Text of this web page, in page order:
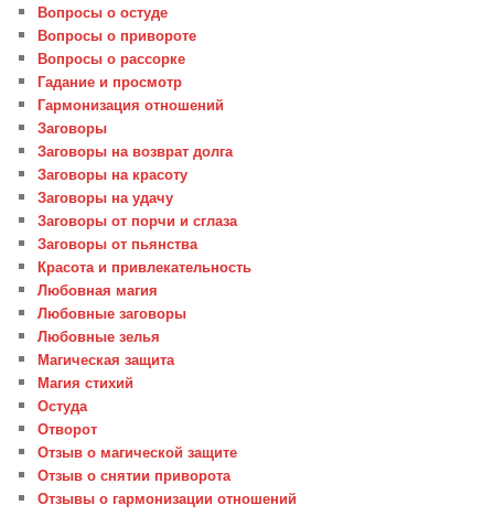
Вопросы о остуде
Вопросы о привороте
Вопросы о рассорке
Гадание и просмотр
Гармонизация отношений
Заговоры
Заговоры на возврат долга
Заговоры на красоту
Заговоры на удачу
Заговоры от порчи и сглаза
Заговоры от пьянства
Красота и привлекательность
Любовная магия
Любовные заговоры
Любовные зелья
Магическая защита
Магия стихий
Остуда
Отворот
Отзыв о магической защите
Отзыв о снятии приворота
Отзывы о гармонизации отношений